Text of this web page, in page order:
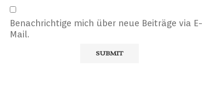
Benachrichtige mich über neue Beiträge via E-
Mail.